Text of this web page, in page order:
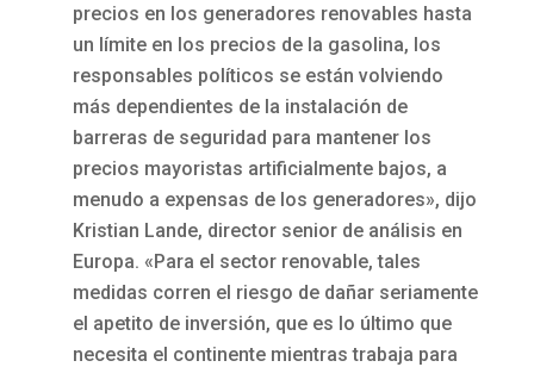
precios en los generadores renovables hasta
un límite en los precios de la gasolina, los
responsables políticos se están volviendo
más dependientes de la instalación de
barreras de seguridad para mantener los
precios mayoristas artificialmente bajos, a
menudo a expensas de los generadores», dijo
Kristian Lande, director senior de análisis en
Europa. «Para el sector renovable, tales
medidas corren el riesgo de dañar seriamente
el apetito de inversión, que es lo último que
necesita el continente mientras trabaja para